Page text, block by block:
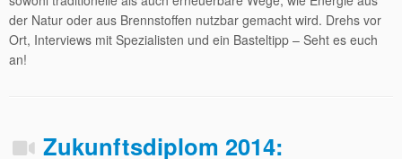
der Natur oder aus Brennstoffen nutzbar gemacht wird. Drehs vor
Ort, Interviews mit Spezialisten und ein Basteltipp – Seht es euch
an!
Zukunftsdiplom 2014: